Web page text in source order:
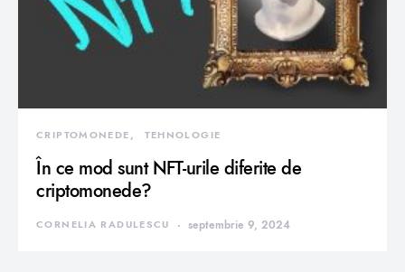
CRIPTOMONEDE TEHNOLOGIE
În ce mod sunt NFT-urile diferite de
criptomonede?
CORNELIA RADULESCU septembrie 9, 2024